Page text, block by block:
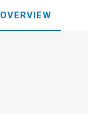
OVERVIEW